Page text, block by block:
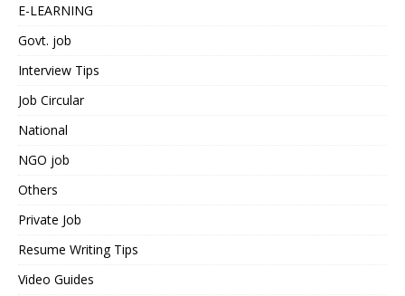
E-LEARNING
Govt. job
Interview Tips
Job Circular
National
NGO job
Others
Private Job
Resume Writing Tips
Video Guides